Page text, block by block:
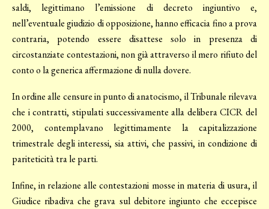
saldi, legittimano l’emissione di decreto ingiuntivo e,
nell’eventuale giudizio di opposizione, hanno efficacia fino a prova
contraria, potendo essere disattese solo in presenza di
circostanziate contestazioni, non già attraverso il mero rifiuto del
conto o la generica affermazione di nulla dovere.
In ordine alle censure in punto di anatocismo, il Tribunale rilevava
che i contratti, stipulati successivamente alla delibera CICR del
2000, contemplavano legittimamente la capitalizzazione
trimestrale degli interessi, sia attivi, che passivi, in condizione di
pariteticità tra le parti.
Infine, in relazione alle contestazioni mosse in materia di usura, il
Giudice ribadiva che grava sul debitore ingiunto che eccepisce